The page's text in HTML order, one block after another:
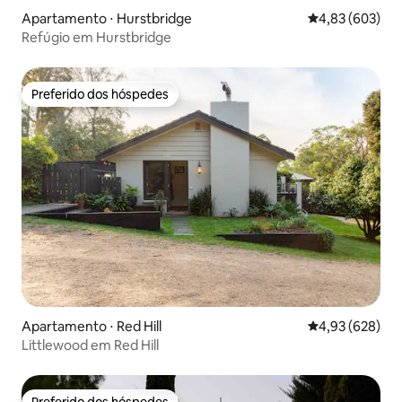
Apartamento ⋅ Hurstbridge 4,83 de uma
4,83 (603)
Refúgio em Hurstbridge
Preferido dos hóspedes
Preferido dos hóspedes
Apartamento ⋅ Red Hill 4,93 de uma
4,93 (628)
Littlewood em Red Hill